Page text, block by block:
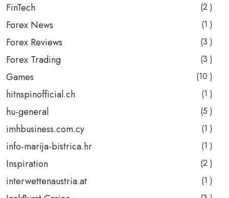
FinTech (2 )
Forex News (1 )
Forex Reviews (3 )
Forex Trading (3 )
Games (10 )
hitnspinofficial.ch (1 )
hu-general (5 )
imhbusiness.com.cy (1 )
info-marija-bistrica.hr (1 )
Inspiration (2 )
interwettenaustria.at (1 )